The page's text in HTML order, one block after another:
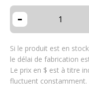
-
Si le produit est en
le délai de fabrication
Le prix en $ est à titre
fluctuent constamment.